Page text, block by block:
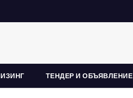
ТЕНДЕР И ОБЪЯВЛЕНИЕ